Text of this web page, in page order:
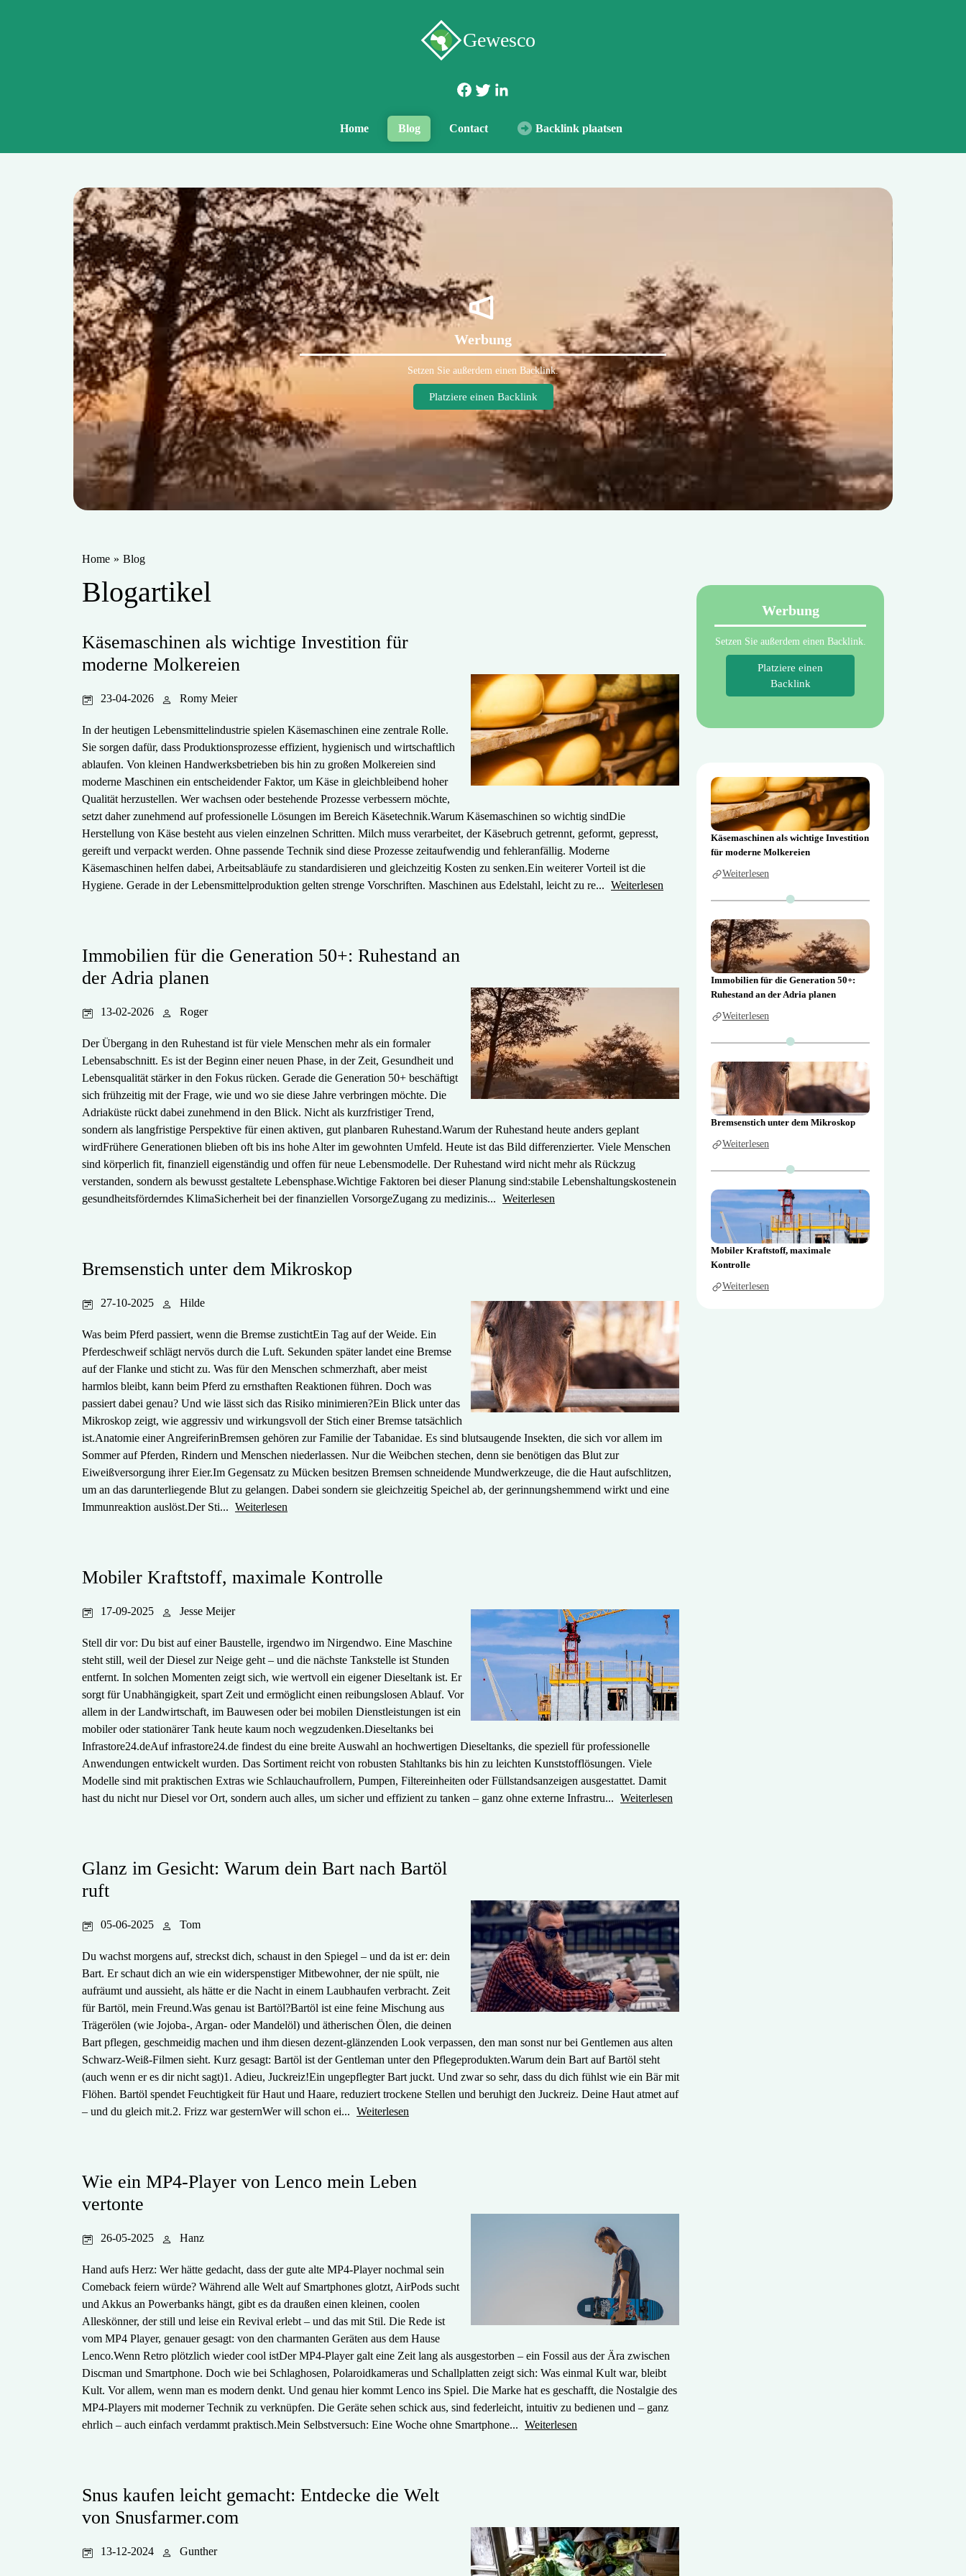
Gewesco
Home Blog Contact Backlink plaatsen
Werbung
Setzen Sie außerdem einen Backlink.
Platziere einen Backlink
Home » Blog
Blogartikel
Käsemaschinen als wichtige Investition für
moderne Molkereien
23-04-2026 Romy Meier
In der heutigen Lebensmittelindustrie spielen Käsemaschinen eine zentrale Rolle.
Sie sorgen dafür, dass Produktionsprozesse effizient, hygienisch und wirtschaftlich
ablaufen. Von kleinen Handwerksbetrieben bis hin zu großen Molkereien sind
moderne Maschinen ein entscheidender Faktor, um Käse in gleichbleibend hoher
Qualität herzustellen. Wer wachsen oder bestehende Prozesse verbessern möchte,
setzt daher zunehmend auf professionelle Lösungen im Bereich Käsetechnik.Warum Käsemaschinen so wichtig sindDie
Herstellung von Käse besteht aus vielen einzelnen Schritten. Milch muss verarbeitet, der Käsebruch getrennt, geformt, gepresst,
gereift und verpackt werden. Ohne passende Technik sind diese Prozesse zeitaufwendig und fehleranfällig. Moderne
Käsemaschinen helfen dabei, Arbeitsabläufe zu standardisieren und gleichzeitig Kosten zu senken.Ein weiterer Vorteil ist die
Hygiene. Gerade in der Lebensmittelproduktion gelten strenge Vorschriften. Maschinen aus Edelstahl, leicht zu re... Weiterlesen
Immobilien für die Generation 50+: Ruhestand an
der Adria planen
13-02-2026 Roger
Der Übergang in den Ruhestand ist für viele Menschen mehr als ein formaler
Lebensabschnitt. Es ist der Beginn einer neuen Phase, in der Zeit, Gesundheit und
Lebensqualität stärker in den Fokus rücken. Gerade die Generation 50+ beschäftigt
sich frühzeitig mit der Frage, wie und wo sie diese Jahre verbringen möchte. Die
Adriaküste rückt dabei zunehmend in den Blick. Nicht als kurzfristiger Trend,
sondern als langfristige Perspektive für einen aktiven, gut planbaren Ruhestand.Warum der Ruhestand heute anders geplant
wirdFrühere Generationen blieben oft bis ins hohe Alter im gewohnten Umfeld. Heute ist das Bild differenzierter. Viele Menschen
sind körperlich fit, finanziell eigenständig und offen für neue Lebensmodelle. Der Ruhestand wird nicht mehr als Rückzug
verstanden, sondern als bewusst gestaltete Lebensphase.Wichtige Faktoren bei dieser Planung sind:stabile Lebenshaltungskostenein
gesundheitsförderndes KlimaSicherheit bei der finanziellen VorsorgeZugang zu medizinis... Weiterlesen
Bremsenstich unter dem Mikroskop
27-10-2025 Hilde
Was beim Pferd passiert, wenn die Bremse zustichtEin Tag auf der Weide. Ein
Pferdeschweif schlägt nervös durch die Luft. Sekunden später landet eine Bremse
auf der Flanke und sticht zu. Was für den Menschen schmerzhaft, aber meist
harmlos bleibt, kann beim Pferd zu ernsthaften Reaktionen führen. Doch was
passiert dabei genau? Und wie lässt sich das Risiko minimieren?Ein Blick unter das
Mikroskop zeigt, wie aggressiv und wirkungsvoll der Stich einer Bremse tatsächlich
ist.Anatomie einer AngreiferinBremsen gehören zur Familie der Tabanidae. Es sind blutsaugende Insekten, die sich vor allem im
Sommer auf Pferden, Rindern und Menschen niederlassen. Nur die Weibchen stechen, denn sie benötigen das Blut zur
Eiweißversorgung ihrer Eier.Im Gegensatz zu Mücken besitzen Bremsen schneidende Mundwerkzeuge, die die Haut aufschlitzen,
um an das darunterliegende Blut zu gelangen. Dabei sondern sie gleichzeitig Speichel ab, der gerinnungshemmend wirkt und eine
Immunreaktion auslöst.Der Sti... Weiterlesen
Mobiler Kraftstoff, maximale Kontrolle
17-09-2025 Jesse Meijer
Stell dir vor: Du bist auf einer Baustelle, irgendwo im Nirgendwo. Eine Maschine
steht still, weil der Diesel zur Neige geht – und die nächste Tankstelle ist Stunden
entfernt. In solchen Momenten zeigt sich, wie wertvoll ein eigener Dieseltank ist. Er
sorgt für Unabhängigkeit, spart Zeit und ermöglicht einen reibungslosen Ablauf. Vor
allem in der Landwirtschaft, im Bauwesen oder bei mobilen Dienstleistungen ist ein
mobiler oder stationärer Tank heute kaum noch wegzudenken.Dieseltanks bei
Infrastore24.deAuf infrastore24.de findest du eine breite Auswahl an hochwertigen Dieseltanks, die speziell für professionelle
Anwendungen entwickelt wurden. Das Sortiment reicht von robusten Stahltanks bis hin zu leichten Kunststofflösungen. Viele
Modelle sind mit praktischen Extras wie Schlauchaufrollern, Pumpen, Filtereinheiten oder Füllstandsanzeigen ausgestattet. Damit
hast du nicht nur Diesel vor Ort, sondern auch alles, um sicher und effizient zu tanken – ganz ohne externe Infrastru... Weiterlesen
Glanz im Gesicht: Warum dein Bart nach Bartöl
ruft
05-06-2025 Tom
Du wachst morgens auf, streckst dich, schaust in den Spiegel – und da ist er: dein
Bart. Er schaut dich an wie ein widerspenstiger Mitbewohner, der nie spült, nie
aufräumt und aussieht, als hätte er die Nacht in einem Laubhaufen verbracht. Zeit
für Bartöl, mein Freund.Was genau ist Bartöl?Bartöl ist eine feine Mischung aus
Trägerölen (wie Jojoba-, Argan- oder Mandelöl) und ätherischen Ölen, die deinen
Bart pflegen, geschmeidig machen und ihm diesen dezent-glänzenden Look verpassen, den man sonst nur bei Gentlemen aus alten
Schwarz-Weiß-Filmen sieht. Kurz gesagt: Bartöl ist der Gentleman unter den Pflegeprodukten.Warum dein Bart auf Bartöl steht
(auch wenn er es dir nicht sagt)1. Adieu, Juckreiz!Ein ungepflegter Bart juckt. Und zwar so sehr, dass du dich fühlst wie ein Bär mit
Flöhen. Bartöl spendet Feuchtigkeit für Haut und Haare, reduziert trockene Stellen und beruhigt den Juckreiz. Deine Haut atmet auf
– und du gleich mit.2. Frizz war gesternWer will schon ei... Weiterlesen
Wie ein MP4-Player von Lenco mein Leben
vertonte
26-05-2025 Hanz
Hand aufs Herz: Wer hätte gedacht, dass der gute alte MP4-Player nochmal sein
Comeback feiern würde? Während alle Welt auf Smartphones glotzt, AirPods sucht
und Akkus an Powerbanks hängt, gibt es da draußen einen kleinen, coolen
Alleskönner, der still und leise ein Revival erlebt – und das mit Stil. Die Rede ist
vom MP4 Player, genauer gesagt: von den charmanten Geräten aus dem Hause
Lenco.Wenn Retro plötzlich wieder cool istDer MP4-Player galt eine Zeit lang als ausgestorben – ein Fossil aus der Ära zwischen
Discman und Smartphone. Doch wie bei Schlaghosen, Polaroidkameras und Schallplatten zeigt sich: Was einmal Kult war, bleibt
Kult. Vor allem, wenn man es modern denkt. Und genau hier kommt Lenco ins Spiel. Die Marke hat es geschafft, die Nostalgie des
MP4-Players mit moderner Technik zu verknüpfen. Die Geräte sehen schick aus, sind federleicht, intuitiv zu bedienen und – ganz
ehrlich – auch einfach verdammt praktisch.Mein Selbstversuch: Eine Woche ohne Smartphone... Weiterlesen
Snus kaufen leicht gemacht: Entdecke die Welt
von Snusfarmer.com
13-12-2024 Gunther
Werbung
Setzen Sie außerdem einen Backlink.
Platziere einen
Backlink
Käsemaschinen als wichtige Investition
für moderne Molkereien
Weiterlesen
Immobilien für die Generation 50+:
Ruhestand an der Adria planen
Weiterlesen
Bremsenstich unter dem Mikroskop
Weiterlesen
Mobiler Kraftstoff, maximale
Kontrolle
Weiterlesen